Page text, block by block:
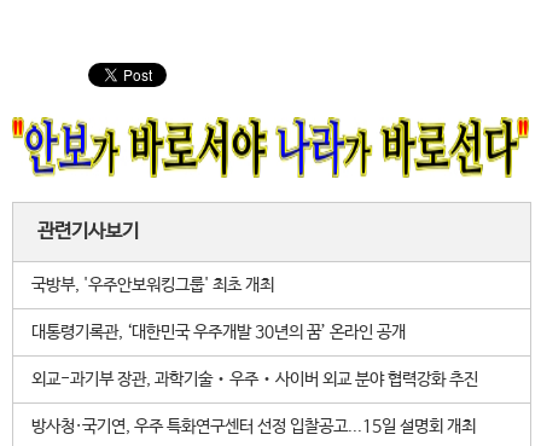
관련기사보기
국방부, '우주안보워킹그룹' 최초 개최
대통령기록관, ‘대한민국 우주개발 30년의 꿈’ 온라인 공개
외교-과기부 장관, 과학기술‧우주‧사이버 외교 분야 협력강화 추진
방사청·국기연, 우주 특화연구센터 선정 입찰공고...15일 설명회 개최